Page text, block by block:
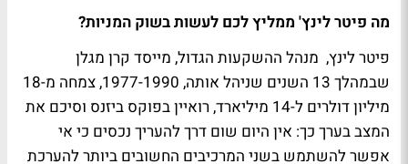
מה פיטר לינץ' ממליץ לכם לעשות בשוק המניות?
פיטר לינץ, מנהל ההשקעות הגדול, מייסד קרן מגלן
שבמהלך 13 השנים שניהל אותה, 1977-1990, צמחה מ-18
מיליון דולרים ל-14 מיליארד, רואיין בפוקס ביזנס וסיכם את
המצב בערך כך: אין היום שום דרך להעריך נכסים כי אי
אפשר להשתמש בשני המרכיבים החשובים ביותר להערכת